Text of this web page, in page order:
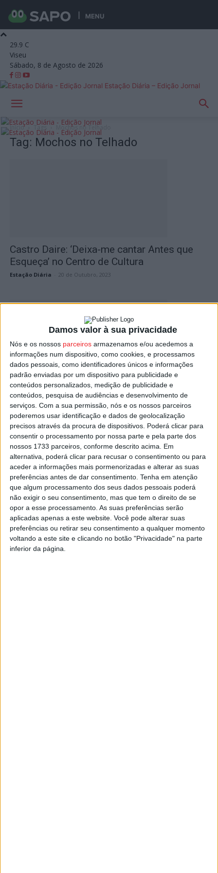
Damos valor à sua privacidade
Nós e os nossos parceiros armazenamos e/ou acedemos a
informações num dispositivo, como cookies, e processamos
dados pessoais, como identificadores únicos e informações
padrão enviadas por um dispositivo para publicidade e
conteúdos personalizados, medição de publicidade e
conteúdos, pesquisa de audiências e desenvolvimento de
serviços. Com a sua permissão, nós e os nossos parceiros
poderemos usar identificação e dados de geolocalização
precisos através da procura de dispositivos. Poderá clicar para
consentir o processamento por nossa parte e pela parte dos
nossos 1733 parceiros, conforme descrito acima. Em
alternativa, poderá clicar para recusar o consentimento ou para
aceder a informações mais pormenorizadas e alterar as suas
preferências antes de dar consentimento. Tenha em atenção
que algum processamento dos seus dados pessoais poderá
não exigir o seu consentimento, mas que tem o direito de se
opor a esse processamento. As suas preferências serão
aplicadas apenas a este website. Você pode alterar suas
preferências ou retirar seu consentimento a qualquer momento
voltando a este site e clicando no botão "Privacidade" na parte
inferior da página.
MENU
29.9 C
Viseu
Sábado, 8 de Agosto de 2026
Estação Diária – Edição Jornal
Início Tags Mochos no Telhado
Tag: Mochos no Telhado
Castro Daire: ‘Deixa-me cantar Antes que
Esqueça’ no Centro de Cultura
Estação Diária 20 de Outubro, 2023
Viseu: ‘A Poesia é uma arma carregada de
futuro’ no Teatro...
Estação Diária - 29 de Junho, 2022
Viseu: ‘Vira o Disco e Conta Outro’ este
sábado no centro...